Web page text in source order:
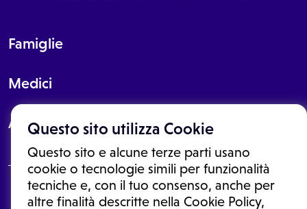
Questo sito utilizza Cookie
Questo sito e alcune terze parti usano
cookie o tecnologie simili per funzionalità
tecniche e, con il tuo consenso, anche per
altre finalità descritte nella Cookie Policy,
Famiglie
Medici
About
Le informazioni proposte in questo sito non sono un consulto medico.
In nessun caso, queste informazioni sostituiscono un consulto, una